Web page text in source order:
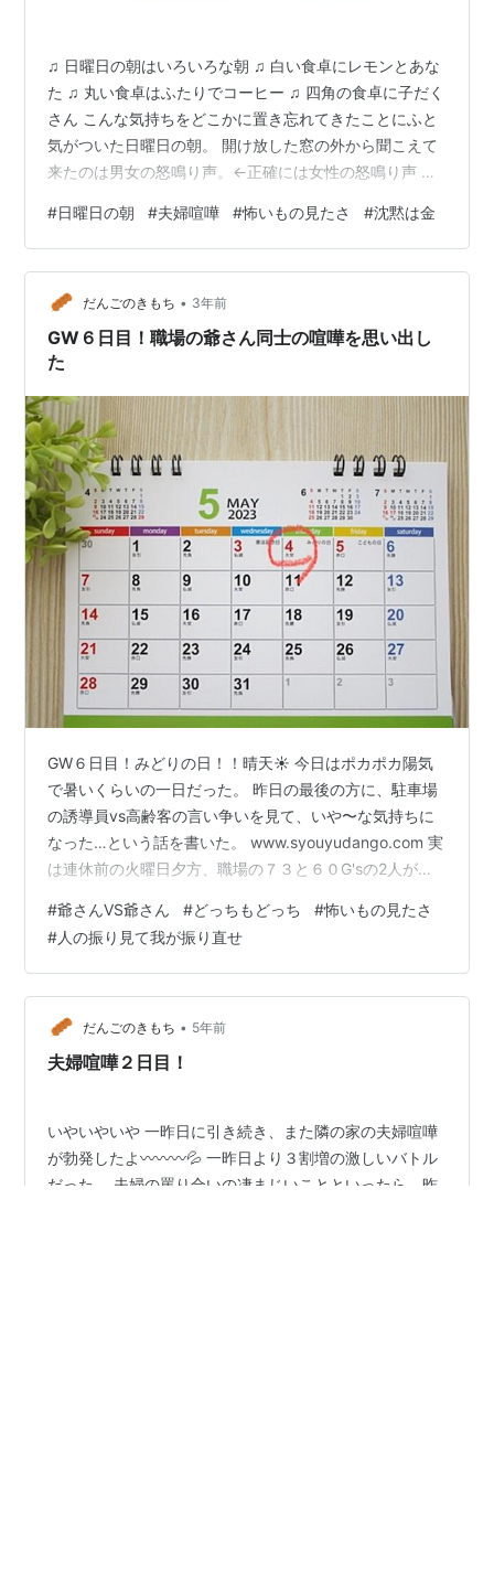
♫ 日曜日の朝はいろいろな朝 ♫ 白い食卓にレモンとあな
た ♫ 丸い食卓はふたりでコーヒー ♫ 四角の食卓に子だく
さん こんな気持ちをどこかに置き忘れてきたことにふと
気がついた日曜日の朝。 開け放した窓の外から聞こえて
来たのは男女の怒鳴り声。←正確には女性の怒鳴り声 久
🫣 道路を挟んだ向かいの二階建て8世帯アパート。 その
中に若い夫婦は2世帯。 こういうの、ちょっと興味ある
んだ。 怖いもの見たさ？ 悪趣味かな😂 まず第一声は女
声 👩‍🦱「もおおぉ！いい加減にしてよー！」 （おいお
い、聞こえてるぞ！窓空いてるぞ！！） 続いて男声 👨‍🦱
「⁂＊♫…
#日曜日の朝 #夫婦喧嘩 #怖いもの見たさ #沈黙は金
だんごのきもち • 3年前
GW６日目！職場の爺さん同士の喧嘩を思い出し
た
GW６日目！みどりの日！！晴天☀️ 今日はポカポカ陽気
で暑いくらいの一日だった。 昨日の最後の方に、駐車場
の誘導員vs高齢客の言い争いを見て、いや〜な気持ちに
なった…という話を書いた。 www.syouyudango.com 実
は連休前の火曜日夕方、職場の７３と６０G'sの2人が喧
いわゆる口喧嘩というやつ。 それを見ていた教員が管理
職にチクり、管理職が２人それぞれに話を聞いて、とり
あえずその場を丸く収めたらしい。 相変わらず定番の
『とりあえず』だ。 この職場の管理職はいつもこう。 管
理のできない管理職が、今迄も須く現場に丸投げして来
た。 「波…
#爺さんVS爺さん #どっちもどっち #怖いもの見たさ
#人の振り見て我が振り直せ
だんごのきもち • 5年前
夫婦喧嘩２日目！